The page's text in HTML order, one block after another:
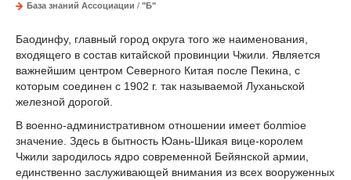
База знаний Ассоциации / "Б"
Баодинфу, главный город округа того же наименования,
входящего в состав китайской провинции Чжили. Является
важнейшим центром Северного Китая после Пекина, с
которым соединен с 1902 г. так называемой Луханьской
железной дорогой.
В военно-административном отношении имеет болmiое
значение. Здесь в бытность Юань-Шикая вице-королем
Чжили зародилось ядро современной Бейянской армии,
единственно заслуживающей внимания из всех вооруженных